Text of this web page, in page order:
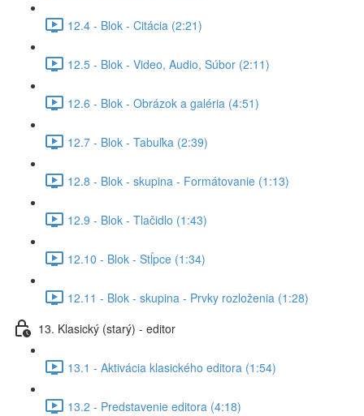
12.4 - Blok - Citácia (2:21)
12.5 - Blok - Video, Audio, Súbor (2:11)
12.6 - Blok - Obrázok a galéria (4:51)
12.7 - Blok - Tabuľka (2:39)
12.8 - Blok - skupina - Formátovanie (1:13)
12.9 - Blok - Tlačidlo (1:43)
12.10 - Blok - Stĺpce (1:34)
12.11 - Blok - skupina - Prvky rozloženia (1:28)
13. Klasický (starý) - editor
13.1 - Aktivácia klasického editora (1:54)
13.2 - Predstavenie editora (4:18)